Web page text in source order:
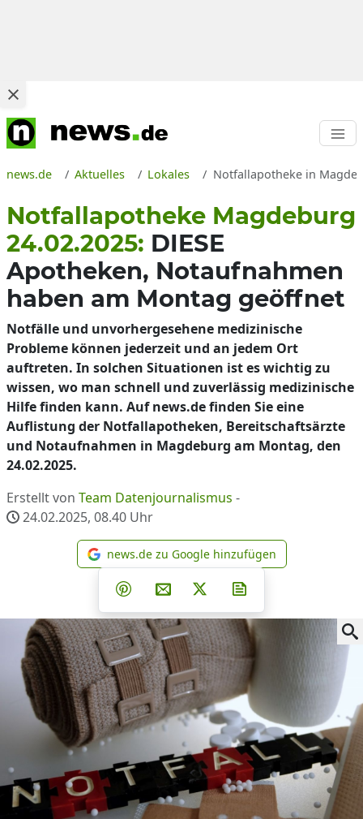
news.de Aktuelles Lokales Notfallapotheke in
Notfallapotheke Magdeburg
24.02.2025: DIESE
Apotheken, Notaufnahmen
haben am Montag geöffnet
Notfälle und unvorhergesehene medizinische
Probleme können jederzeit und an jedem Ort
auftreten. In solchen Situationen ist es wichtig zu
wissen, wo man schnell und zuverlässig medizinische
Hilfe finden kann. Auf news.de finden Sie eine
Auflistung der Notfallapotheken, Bereitschaftsärzte
und Notaufnahmen in Magdeburg am Montag, den
24.02.2025.
Erstellt von Team Datenjournalismus -
24.02.2025, 08.40 Uhr
news.de zu Google
news.de zu Google hinzufügen
Teilen auf Facebook
Teilen auf Whatsapp
Teilen auf Telegram
Teilen auf Pinterest
Per E-Mail teilen
Post auf X